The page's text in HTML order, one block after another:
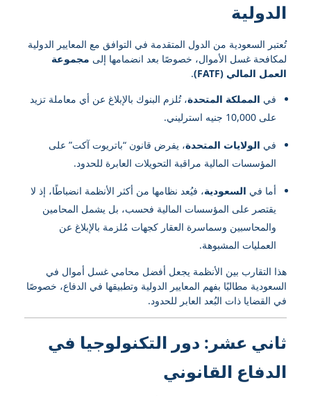
الدولية
تُعتبر السعودية من الدول المتقدمة في التوافق مع المعايير الدولية
لمكافحة غسل الأموال، خصوصًا بعد انضمامها إلى مجموعة
العمل المالي (FATF)
.
في المملكة المتحدة، تُلزم البنوك بالإبلاغ عن أي معاملة تزيد
على 10,000 جنيه استرليني.
في الولايات المتحدة، يفرض قانون “باتريوت آكت” على
المؤسسات المالية مراقبة التحويلات العابرة للحدود.
أما في السعودية، فيُعد نظامها من أكثر الأنظمة انضباطًا، إذ لا
يقتصر على المؤسسات المالية فحسب، بل يشمل المحامين
والمحاسبين وسماسرة العقار كجهات مُلزمة بالإبلاغ عن
العمليات المشبوهة.
هذا التقارب بين الأنظمة يجعل أفضل محامي غسل أموال في
السعودية مطالبًا بفهم المعايير الدولية وتطبيقها في الدفاع، خصوصًا
في القضايا ذات البُعد العابر للحدود.
ثاني عشر: دور التكنولوجيا في
الدفاع القانوني